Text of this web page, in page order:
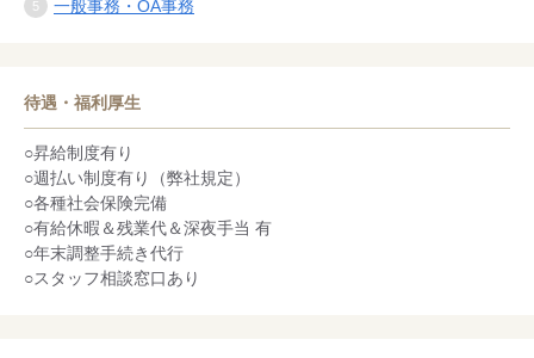
一般事務・OA事務
待遇・福利厚生
○昇給制度有り
○週払い制度有り（弊社規定）
○各種社会保険完備
○有給休暇＆残業代＆深夜手当 有
○年末調整手続き代行
○スタッフ相談窓口あり